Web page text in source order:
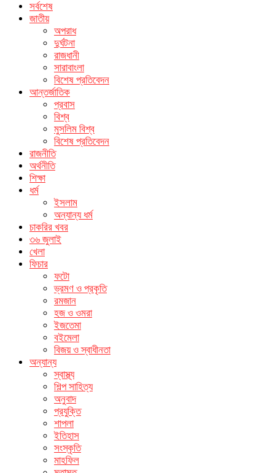
সর্বশেষ
জাতীয়
অপরাধ
দুর্ঘটনা
রাজধানী
সারাবাংলা
বিশেষ প্রতিবেদন
আন্তর্জাতিক
প্রবাস
বিশ্ব
মুসলিম বিশ্ব
বিশেষ প্রতিবেদন
রাজনীতি
অর্থনীতি
শিক্ষা
ধর্ম
ইসলাম
অন্যান্য ধর্ম
চাকরির খবর
৩৬ জুলাই
খেলা
ফিচার
ফটো
ভ্রমণ ও প্রকৃতি
রমজান
হজ ও ওমরা
ইজতেমা
বইমেলা
বিজয় ও স্বাধীনতা
অন্যান্য
স্বাস্থ্য
শিল্প সাহিত্য
অনুবাদ
প্রযুক্তি
শাপলা
ইতিহাস
সংস্কৃতি
মাহফিল